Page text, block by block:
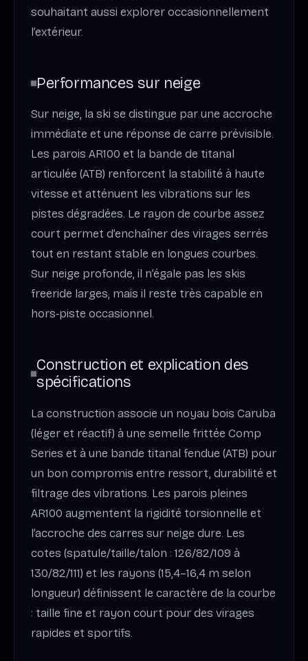
souhaitant aussi explorer occasionnellement
l’extérieur.
Performances sur neige
Sur neige, la ski se distingue par une accroche
immédiate et une réponse de carre prévisible.
Les parois AR100 et la bande de titanal
articulée (ATB) renforcent la stabilité à haute
vitesse et atténuent les vibrations sur les
pistes dégradées. Le rayon de courbe assez
court permet d’enchaîner des virages serrés
tout en restant stable en longues courbes.
Sur neige profonde, il n’égale pas les skis
freeride larges, mais il reste très capable en
hors‑piste occasionnel.
Construction et explication des
spécifications
La construction associe un noyau bois Caruba
(léger et réactif) à une semelle frittée Comp
Series et à une bande titanal fendue (ATB) pour
un bon compromis entre ressort, durabilité et
filtrage des vibrations. Les parois pleines
AR100 augmentent la rigidité torsionnelle et
l’accroche des carres sur neige dure. Les
cotes (spatule/taille/talon : 126/82/109 à
130/82/111) et les rayons (15,4–16,4 m selon
longueur) définissent le caractère de la courbe
: taille fine et rayon court pour des virages
rapides et sportifs.